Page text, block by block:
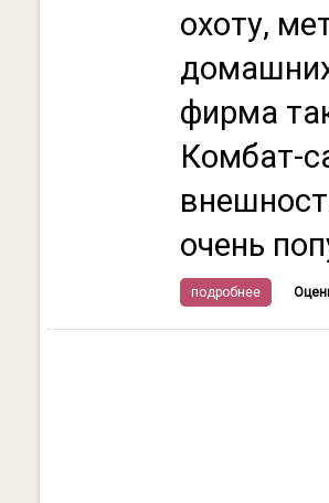
охоту,
фирма
Комбат-
очень
подробнее